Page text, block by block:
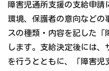
障害児通所支援の支給申請
環境、保護者の意向などの
スの種類・内容を記した
します。支給決定後には
を行うとともに、「障害児